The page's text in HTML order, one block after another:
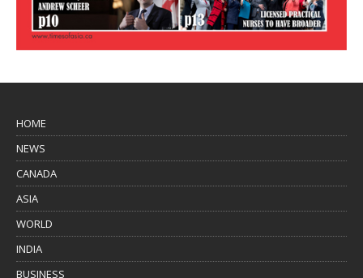
HOME
NEWS
CANADA
ASIA
WORLD
INDIA
BUSINESS